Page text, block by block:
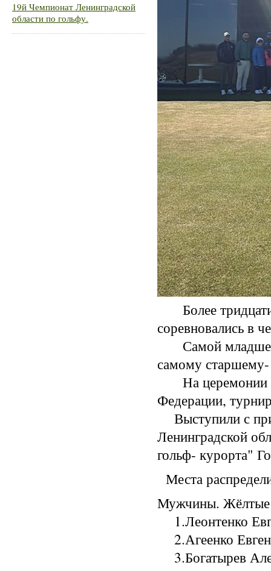
19й Чемпионат Ленинградской
области по гольфу.
Более тридцати
соревновались в
Самой младшей
самому старшему-
На церемонии
Федерации,
Выступили с
Ленинградской
гольф- курорта"
Места
Мужчины. Жёлтые
1.Леонтенко
2.Агеенко
3.Богатырев